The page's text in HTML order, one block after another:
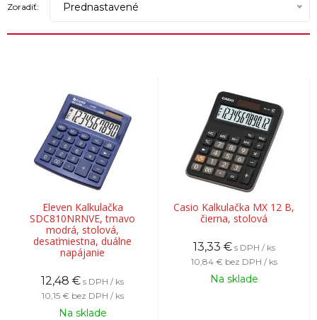
Zoradiť: Prednastavené
Eleven Kalkulačka
SDC810NRNVE, tmavo
modrá, stolová,
desaťmiestna, duálne
napájanie
12,48 € s DPH / ks
10,15 € bez DPH / ks
Na sklade
Casio Kalkulačka MX 12 B,
čierna, stolová
13,33 € s DPH / ks
10,84 € bez DPH / ks
Na sklade